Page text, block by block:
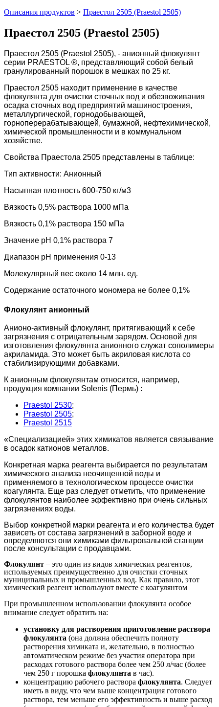
Описания продуктов > Праестол 2505 (Praestol 2505)
Праестол 2505 (Praestol 2505)
Праестол 2505 (Praestol 2505), - анионный флокулянт
серии PRAESTOL ®, представляющий собой белый
гранулированный порошок в мешках по 25 кг.
Праестол 2505 находит применение в качестве
флокулянта для очистки сточных вод и обезвоживания
осадка сточных вод предприятий машиностроения,
металлургической, горнодобывающей,
горноперерабатывающей, бумажной, нефтехимической,
химической промышленности и в коммунальном
хозяйстве.
Свойства Праестола 2505 представлены в таблице:
Тип активности: Анионный
Насыпная плотность 600-750 кг/м3
Вязкость 0,5% раствора 1000 мПа
Вязкость 0,1% раствора 150 мПа
Значение рН 0,1% раствора 7
Диапазон рН применения 0-13
Молекулярный вес около 14 млн. ед.
Содержание остаточного мономера не более 0,1%
Флокулянт анионный
Анионо-активный флокулянт, притягивающий к себе
загрязнения с отрицательным зарядом. Основой для
изготовления флокулянта анионного служат сополимеры
акриламида. Это может быть акриловая кислота со
стабилизирующими добавками.
К анионным флокулянтам относится, например,
продукция компании Solenis (Пермь) :
Praestol 2530;
Praestol 2505;
Praestol 2515
«Специализацией» этих химикатов является связывание
в осадок катионов металлов.
Конкретная марка реагента выбирается по результатам
химического анализа неочищенной воды и
применяемого в технологическом процессе очистки
коагулянта. Еще раз следует отметить, что применение
флокулянтов наиболее эффективно при очень сильных
загрязнениях воды.
Выбор конкретной марки реагента и его количества будет
зависеть от состава загрязнений в заборной воде и
определяются они химиками фильтровальной станции
после консультации с продавцами.
Флокулянт – это один из видов химических реагентов,
используемых преимущественно для очистки сточных
муниципальных и промышленных вод. Как правило, этот
химический реагент используют вместе с коагулянтом
При промышленном использовании флокулянта особое
внимание следует обратить на:
установку для растворения приготовление раствора
флокулянта (она должна обеспечить полноту
растворения химиката и, желательно, в полностью
автоматическом режиме без участия оператора при
расходах готового раствора более чем 250 л/час (более
чем 250 г порошка флокулянта в час).
концентрацию рабочего раствора флокулянта. Следует
иметь в виду, что чем выше концентрация готового
раствора, тем меньше его эффективность и выше расход